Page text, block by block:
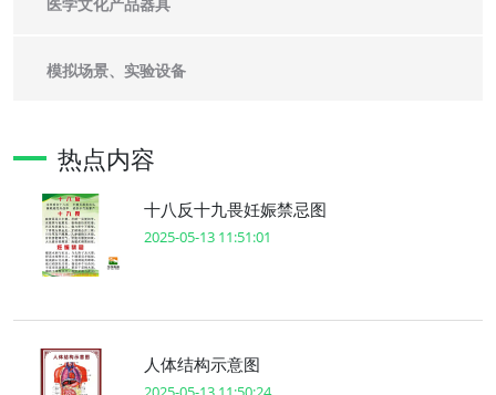
模拟场景、实验设备
热点内容
十八反十九畏妊娠禁忌图
2025-05-13 11:51:01
人体结构示意图